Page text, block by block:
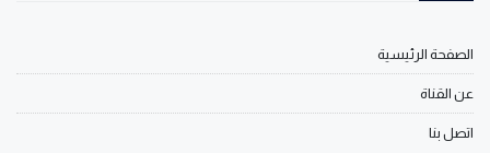
الصفحة الرئيسية
عن القناة
اتصل بنا